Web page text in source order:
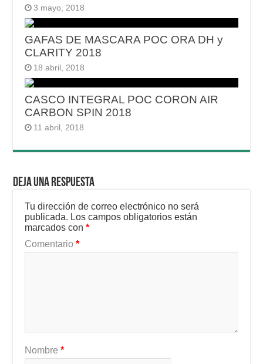
3 mayo, 2018
GAFAS DE MASCARA POC ORA DH y
CLARITY 2018
18 abril, 2018
CASCO INTEGRAL POC CORON AIR
CARBON SPIN 2018
11 abril, 2018
Deja una respuesta
Tu dirección de correo electrónico no será
publicada. Los campos obligatorios están
marcados con*
Comentario*
Nombre*